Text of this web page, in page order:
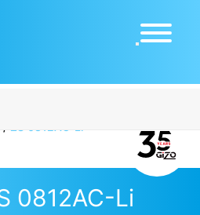
0812AC-Li